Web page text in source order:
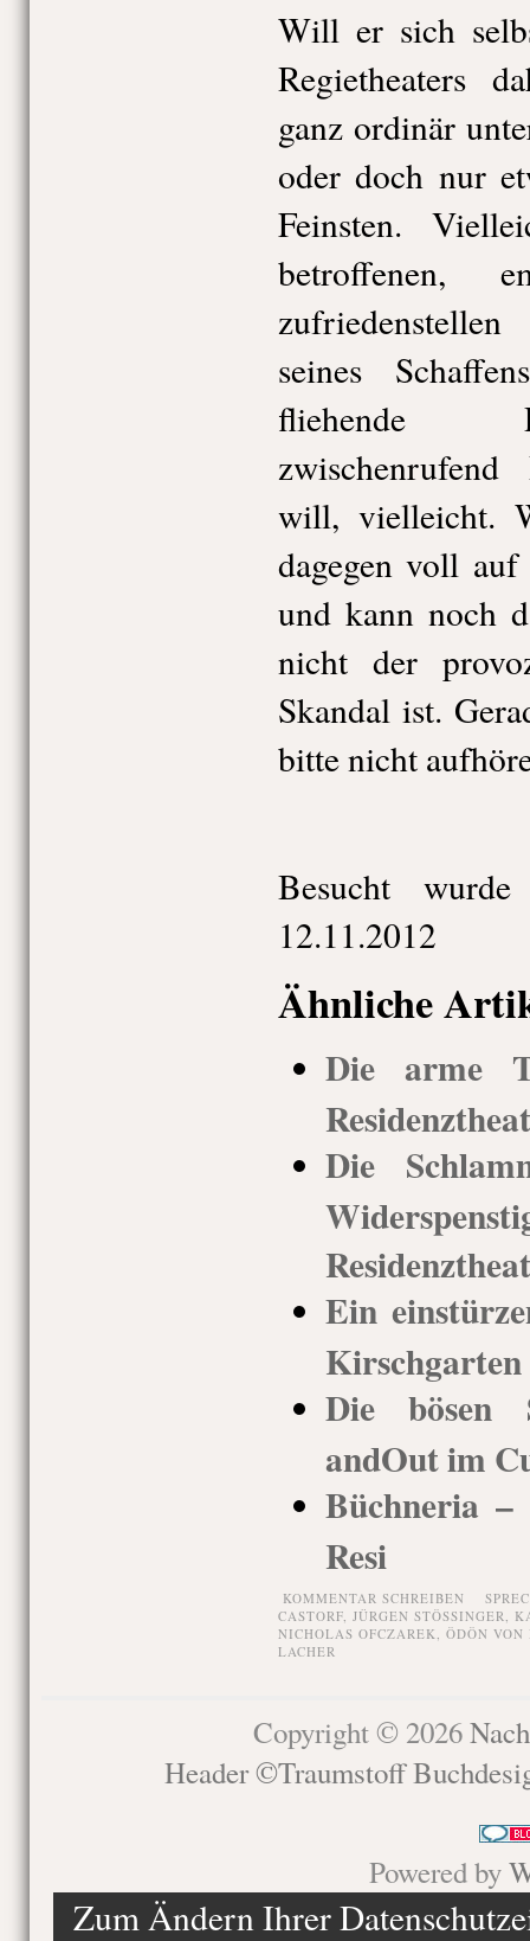
Will er sich
Regietheaters
ganz ordinär
oder doch nur
Feinsten.
betroffenen,
seines
fliehende
will, vielleicht.
dagegen voll
und kann noch
nicht der
Skandal ist.
bitte nicht
Besucht
12.11.2012
Ähnliche
Die arme
Die
Ein
Kirschgarten
Die bösen
andOut im
Büchneria
Resi
KOMMENTAR SCHREIBEN
CASTORF, JÜRGEN STÖSSINGER,
NICHOLAS OFCZAREK, ÖDÖN VON
LACHER
Copyright © 2026
Header ©Traumstoff
Powered by
Zum Ändern Ihrer